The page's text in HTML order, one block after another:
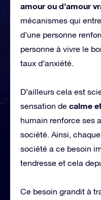
amour ou d’amour
mécanismes qui
d’une personne
personne à vivre le
taux d’anxiété.
D’ailleurs cela est
sensation de calme
humain renforce ses
société. Ainsi,
société a ce besoin
tendresse et cela
Ce besoin grandit à